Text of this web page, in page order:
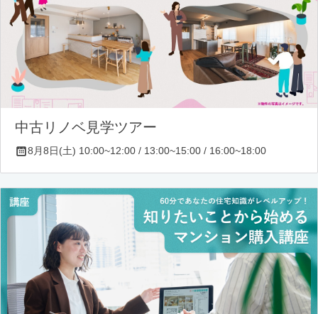
中古リノベ見学ツアー
8月8日(土) 10:00~12:00 / 13:00~15:00 / 16:00~18:00